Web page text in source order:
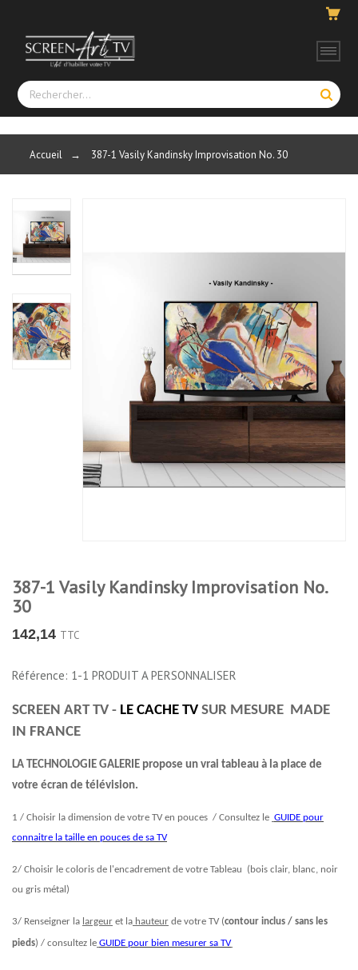
Accueil → 387-1 Vasily Kandinsky Improvisation No. 30
387-1 Vasily Kandinsky Improvisation No.
30
142,14 TTC
Référence: 1-1 PRODUIT A PERSONNALISER
SCREEN ART TV - LE CACHE TV SUR MESURE MADE
IN FRANCE
LA TECHNOLOGIE GALERIE propose un vrai tableau à la place de
votre écran de télévision.
1 / Choisir la dimension de votre TV en pouces / Consultez le GUIDE pour
connaitre la taille en pouces de sa TV
2/ Choisir le coloris de l'encadrement de votre Tableau (bois clair, blanc, noir
ou gris métal)
3/ Renseigner la largeur et la hauteur de votre TV (contour inclus / sans les
pieds) / consultez le GUIDE pour bien mesurer sa TV